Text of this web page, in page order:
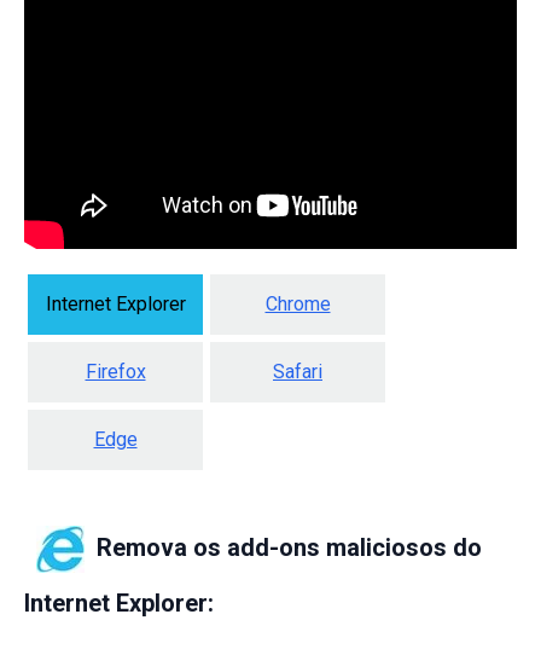
Internet Explorer Chrome
Firefox Safari
Edge
Remova os add-ons maliciosos do
Internet Explorer: